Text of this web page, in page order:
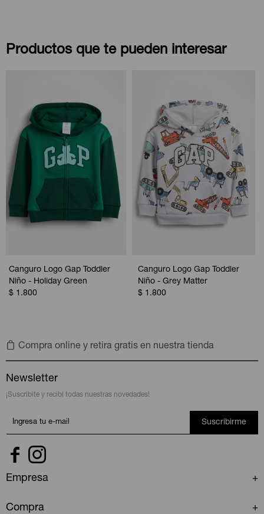
Productos que te pueden interesar
Canguro Logo Gap Toddler
Niño - Holiday Green
$ 1.800
Canguro Logo Gap Toddler
Niño - Grey Matter
$ 1.800
Compra online y retira gratis en nuestra tienda
Newsletter
¡Suscribite y recibí todas nuestras novedades!
Suscribirme
 
Empresa
Compra